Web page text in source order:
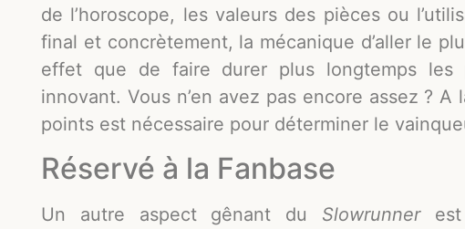
de l’horoscope, les valeurs des pièces ou
final et concrètement, la mécanique d’aller le
effet que de faire durer plus longtemps les
innovant. Vous n’en avez pas encore assez ?
points est nécessaire pour déterminer le
Réservé à la Fanbase
Un autre aspect gênant du Slowrunnerest